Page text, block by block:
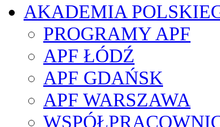
AKADEMIA
PROGRAMY APF
APF ŁÓDŹ
APF GDAŃSK
APF WARSZAWA